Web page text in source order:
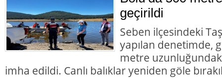
geçirildi
Seben ilçesindeki
yapılan denetimde,
metre
imha edildi. Canlı balıklar yeniden göle